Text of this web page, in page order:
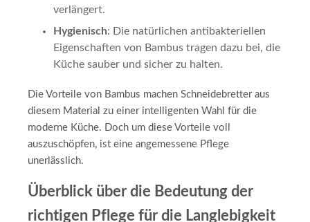
verlängert.
Hygienisch: Die natürlichen antibakteriellen
Eigenschaften von Bambus tragen dazu bei, die
Küche sauber und sicher zu halten.
Die Vorteile von Bambus machen Schneidebretter aus
diesem Material zu einer intelligenten Wahl für die
moderne Küche. Doch um diese Vorteile voll
auszuschöpfen, ist eine angemessene Pflege
unerlässlich.
Überblick über die Bedeutung der
richtigen Pflege für die Langlebigkeit